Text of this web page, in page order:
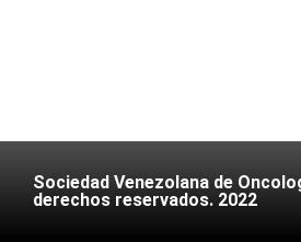
Sociedad Venezolana de
derechos reservados. 2022